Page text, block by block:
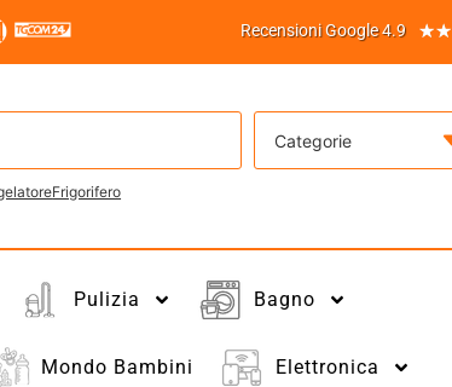
Recensioni Google 4.9 ★★
Categorie
Frigorifero
Pulizia Bagno
Mondo Bambini Elettronica